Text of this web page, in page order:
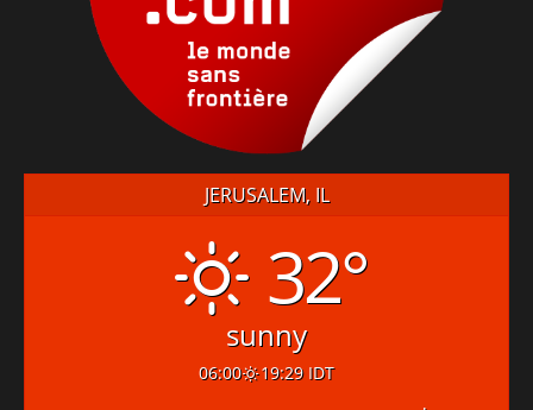
JERUSALEM, IL
32°
sunny
06:00 19:29 IDT